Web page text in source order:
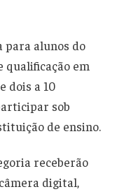
para alunos do
qualificação em
dois a 10
sob
de ensino.
receberão
digital,